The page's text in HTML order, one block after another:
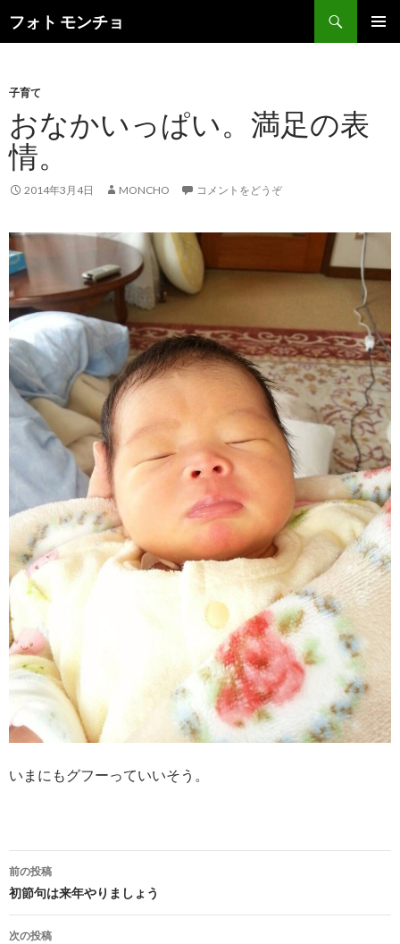
フォト モンチョ
索
ン
ツ
へ
移
動
子育て
おなかいっぱい。満足の表
情。
2014年3月4日 MONCHO コメントをどうぞ
いまにもグフーっていいそう。
投
稿
前の投稿
初節句は来年やりましょう
次の投稿